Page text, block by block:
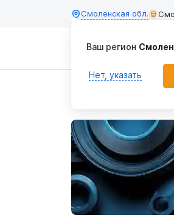
Смоленская обл.
Ваш регион
Нет, указать